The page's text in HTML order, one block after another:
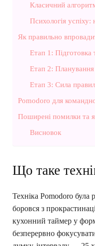
Класичний
Психологія успіху:
Як правильно
Етап 1: Підготовка
Етап 2: Планування
Етап 3: Сила
Pomodoro для
Поширені помилки та
Висновок
Що таке
Техніка Pomodoro була
боровся з
кухонний таймер у
безперервно